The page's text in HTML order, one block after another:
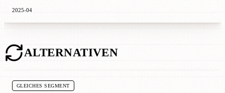
2025-04
ALTERNATIVEN
GLEICHES SEGMENT